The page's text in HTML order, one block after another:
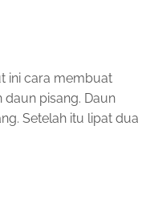
ini cara membuat
pisang. Daun
Setelah itu lipat dua